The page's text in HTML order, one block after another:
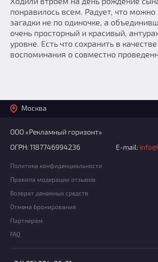
понравилось всем. Радует, что
загадки не по одиночке, а
очень просторный и красивый,
уровне. Есть что сохранить в
воспоминания о совместно
Москва
ООО «Рекламный горизонт»
ОГРН: 1187746994236
E-mail:
Политика конфиденциальности
Правила модерации отзывов
Возврат денежных средств
Отмена бронирования
Партнерам
FAQ